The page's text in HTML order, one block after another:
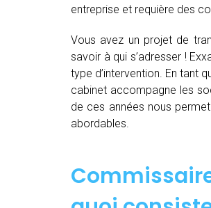
entreprise et requière des
Vous avez un projet de
savoir à qui s’adresser !
type d’intervention. En tant
cabinet accompagne les
de ces années nous
abordables.